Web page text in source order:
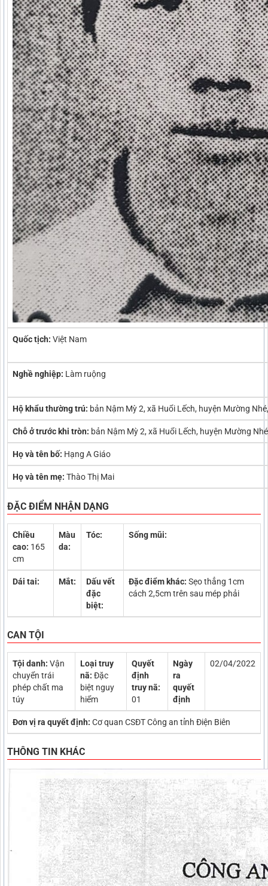
Quốc tịch: Việt Nam
Nghề nghiệp: Làm ruộng
Hộ khẩu thường trú: bản Nậm Mỳ 2, xã Huổi Lếch, huyện Mường
Chỗ ở trước khi tròn: bản Nậm Mỳ 2, xã Huổi Lếch, huyện Mường
Họ và tên bố: Hạng A Giáo
Họ và tên mẹ: Thào Thị Mai
ĐẶC ĐIỂM NHẬN DẠNG
Chiều
cao: 165
cm
Màu
da:
Tóc: Sống mũi:
Dái tai: Mắt:
Dấu vết
đặc
biệt:
Đặc điểm khác: Sẹo thẳng 1cm
cách 2,5cm trên sau mép phải
CAN TỘI
Tội danh: Vận
chuyển trái
phép chất ma
túy
Loại truy
nã: Đặc
biệt nguy
hiểm
Quyết
định
truy nã:
01
Ngày
ra
quyết
định
02/04/2022
Đơn vị ra quyết định: Cơ quan CSĐT Công an tỉnh Điện Biên
THÔNG TIN KHÁC